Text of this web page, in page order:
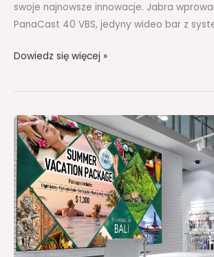
swoje najnowsze innowacje. Jabra
PanaCast 40 VBS, jedyny wideo bar z
Dowiedz się więcej »
PANASONIC
ULEPSZA
OFERTĘ
MONITORÓW
PROFESJONALNYCH